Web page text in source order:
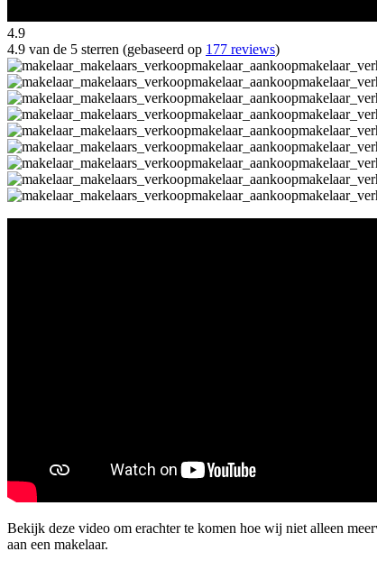
4.9
4.9 van de 5 sterren (gebaseerd op 177 reviews)
Bekijk deze video om erachter te komen hoe wij niet alleen
aan een makelaar.